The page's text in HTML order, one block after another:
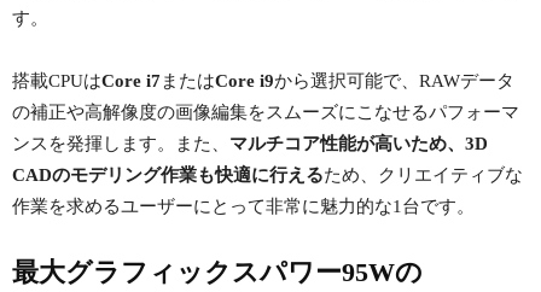
す。
搭載CPUはCore i7またはCore i9から選択可能で、RAWデータ
の補正や高解像度の画像編集をスムーズにこなせるパフォーマ
ンスを発揮します。また、 マルチコア性能が高いため、3D
CADのモデリング作業も快適に行えるため、クリエイティブな
作業を求めるユーザーにとって非常に魅力的な1台です。
最大グラフィックスパワー95Wの